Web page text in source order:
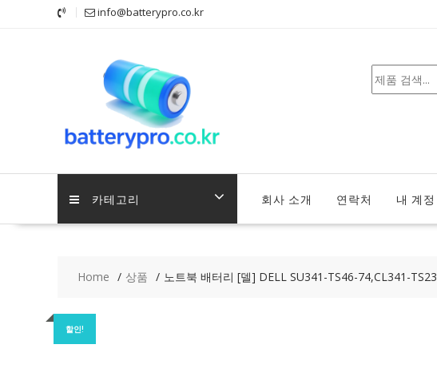
info@batterypro.co.kr
검
색
카테고리 회사 소개 연락처 내 계정
Home 상품 노트북 배터리 [델] DELL SU341-TS46-74,CL341-TS23
할인!